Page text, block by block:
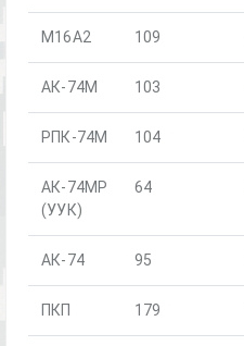
M16A2 109
АК-74М 103
РПК-74М 104
АК-74МР
(УУК)
64
АК-74 95
ПКП 179